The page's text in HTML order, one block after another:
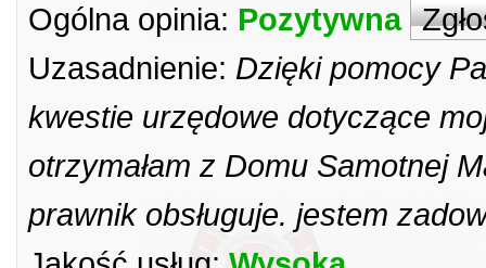
Ogólna opinia: Pozytywna
Uzasadnienie: Dzięki pomocy
kwestie urzędowe dotyczące
otrzymałam z Domu Samotnej
prawnik obsługuje. jestem